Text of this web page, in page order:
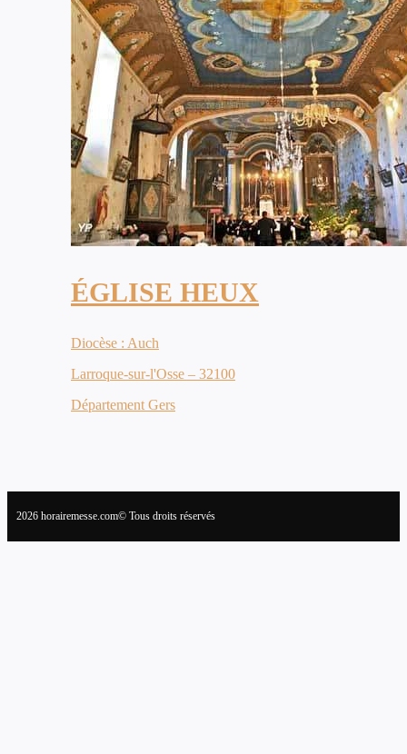
ÉGLISE HEUX
Diocèse : Auch
Larroque-sur-l'Osse – 32100
Département Gers
2026 horairemesse.com© Tous droits réservés